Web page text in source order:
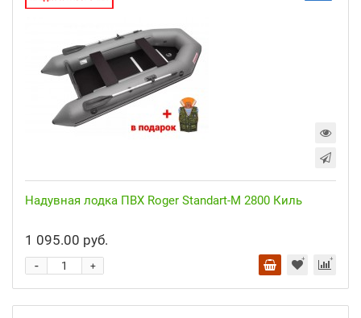
Надувная лодка ПВХ Roger Standart-M 2800 Киль
1 095.00 руб.
+
-